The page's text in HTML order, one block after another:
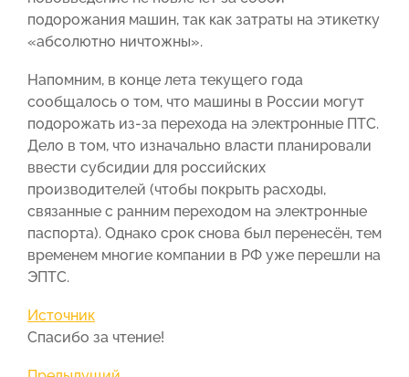
подорожания машин, так как затраты на этикетку
«абсолютно ничтожны».
Напомним, в конце лета текущего года
сообщалось о том, что машины в России могут
подорожать из-за перехода на электронные ПТС.
Дело в том, что изначально власти планировали
ввести субсидии для российских
производителей (чтобы покрыть расходы,
связанные с ранним переходом на электронные
паспорта). Однако срок снова был перенесён, тем
временем многие компании в РФ уже перешли на
ЭПТС.
Источник
Спасибо за чтение!